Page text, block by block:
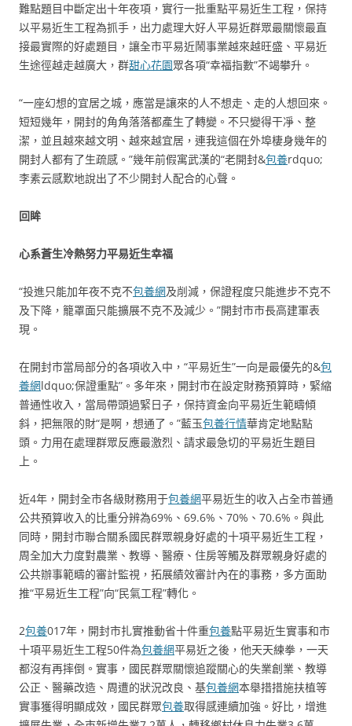
難點題目中斷定出十年夜項，實行一批重點平易近生工程，保持
以平易近生工程為抓手，出力處理大好人平易近群眾最關懷最直
接最實際的好處題目，讓全市平易近鬧事業越來越旺盛、平易近
生途徑越走越廣大，群甜心花園眾各項“幸福指數”不竭攀升。
“一座幻想的宜居之城，應當是讓來的人不想走、走的人想回來。
短短幾年，開封的角角落落都產生了轉變。不只變得干凈、整
潔，並且越來越文明、越來越宜居，連我這個在外埠棲身幾年的
開封人都有了生疏感。”幾年前假寓武漢的“老開封&包養rdquo;
李素云感歎地說出了不少開封人配合的心聲。
回眸
心系蒼生冷熱努力平易近生幸福
“投進只能加年夜不克不包養網及削減，保證程度只能進步不克不
及下降，籠罩面只能擴展不克不及減少。”開封市市長高建軍表
現。
在開封市當局部分的各項收入中，“平易近生”一向是最優先的&包
養網ldquo;保證重點”。多年來，開封市在設定財務預算時，緊縮
普通性收入，當局帶頭過緊日子，保持資金向平易近生範疇傾
斜，把無限的財“是啊，想通了。”藍玉包養行情華肯定地點點
頭。力用在處理群眾反應最激烈、請求最急切的平易近生題目
上。
近4年，開封全市各級財務用于包養網平易近生的收入占全市普通
公共預算收入的比重分辨為69%、69.6%、70%、70.6%。與此
同時，開封市聯合關系國民群眾親身好處的十項平易近生工程，
周全加大力度對農業、教導、醫療、住房等觸及群眾親身好處的
公共辦事範疇的審計監視，拓展績效審計內在的事務，多方面助
推“平易近生工程”向“民氣工程”轉化。
2包養017年，開封市扎實推動省十件重包養點平易近生實事和市
十項平易近生工程50件為包養網平易近之後，他天天練拳，一天
都沒有再摔倒。實事，國民群眾關懷追蹤關心的失業創業、教導
公正、醫藥改造、周遭的狀況改良、基包養網本舉措措施扶植等
實事獲得明顯成效，國民群眾包養取得感連續加強。好比，增進